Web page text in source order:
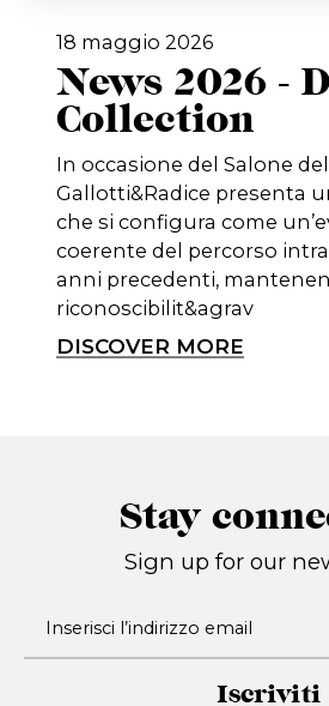
18 maggio 2026
News 2026 -
Collection
In occasione del Salone
Gallotti&Radice presenta
che si configura come
coerente del percorso
anni precedenti,
riconoscibilit&agrav
DISCOVER MORE
Stay
Sign up for our
Iscriviti